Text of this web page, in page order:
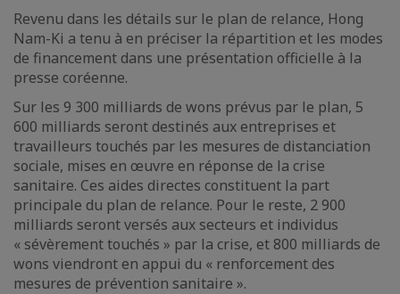
Revenu dans les détails sur le plan de relance, Hong
Nam-Ki a tenu à en préciser la répartition et les modes
de financement dans une présentation officielle à la
presse coréenne.
Sur les 9 300 milliards de wons prévus par le plan, 5
600 milliards seront destinés aux entreprises et
travailleurs touchés par les mesures de distanciation
sociale, mises en œuvre en réponse de la crise
sanitaire. Ces aides directes constituent la part
principale du plan de relance. Pour le reste, 2 900
milliards seront versés aux secteurs et individus
« sévèrement touchés » par la crise, et 800 milliards de
wons viendront en appui du « renforcement des
mesures de prévention sanitaire ».